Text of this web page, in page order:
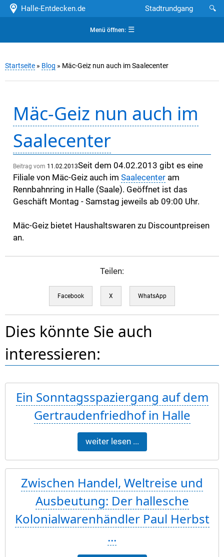
Halle-Entdecken.de 🔍
Stadtrundgang
Menü öffnen:☰
Startseite » Blog » Mäc-Geiz nun auch im Saalecenter
Mäc-Geiz nun auch im
Saalecenter
Beitrag vom 11.02.2013Seit dem 04.02.2013 gibt es eine
Filiale von Mäc-Geiz auch im Saalecenter am
Rennbahnring in Halle (Saale). Geöffnet ist das
Geschäft Montag - Samstag jeweils ab 09:00 Uhr.
Mäc-Geiz bietet Haushaltswaren zu Discountpreisen
an.
Teilen:
Facebook X WhatsApp
Dies könnte Sie auch
interessieren:
Ein Sonntagsspaziergang auf dem
Gertraudenfriedhof in Halle
weiter lesen ...
Zwischen Handel, Weltreise und
Ausbeutung: Der hallesche
Kolonialwarenhändler Paul Herbst
...